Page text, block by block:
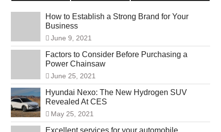
How to Establish a Strong Brand for Your
Business
June 9, 2021
Factors to Consider Before Purchasing a
Power Chainsaw
June 25, 2021
Hyundai Nexo: The New Hydrogen SUV
Revealed At CES
May 25, 2021
Excellent services for your automobile